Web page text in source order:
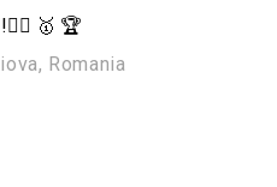
🥇 🏆
Romania